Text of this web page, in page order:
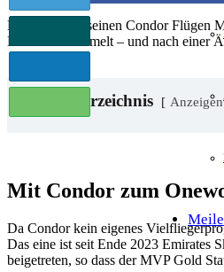
Dass man mit seinen Condor Flügen
Miles dort sammelt – und nach einer
Inhaltsverzeichnis Anzeigen
Mit Condor zum
Da Condor kein eigenes
Das eine ist seit Ende 2023 Emirates
beigetreten, so dass der MVP Gold
Teilen
Teilen